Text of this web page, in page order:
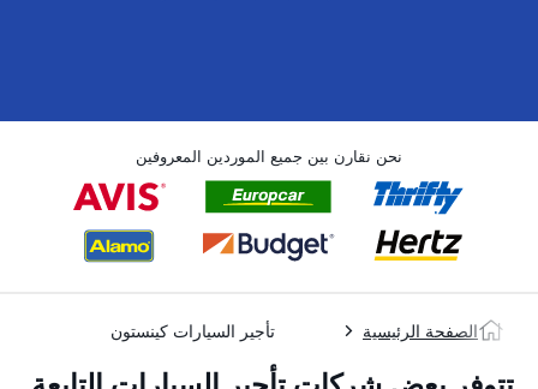
نحن نقارن بين جميع الموردين المعروفين
الصفحة الرئيسية تأجير السيارات كينستون